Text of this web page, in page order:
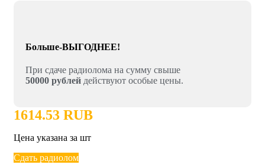
Больше-ВЫГОДНЕЕ!
При сдаче радиолома на сумму свыше
50000 рублей действуют особые цены.
1614.53 RUB
Цена указана за шт
Сдать радиолом